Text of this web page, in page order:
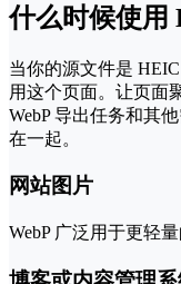
什么时候使用
当你的源文件是
用这个页面。让页面
WebP 导出任务和其
在一起。
网站图片
WebP 广泛用于更轻